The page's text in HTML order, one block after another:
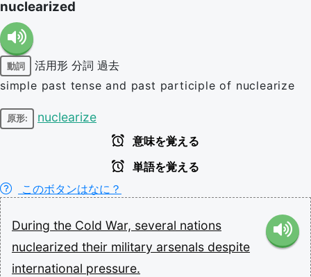
nuclearized
動詞 活用形 分詞 過去
simple past tense and past participle of nuclearize
原形: nuclearize
意味を覚える
単語を覚える
このボタンはなに？
During the Cold War, several nations
nuclearized their military arsenals despite
international pressure.